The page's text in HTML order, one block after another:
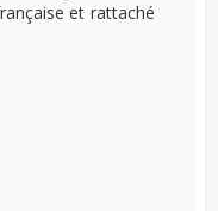
et rattaché